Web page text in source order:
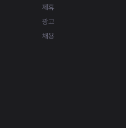
제휴
광고
채용